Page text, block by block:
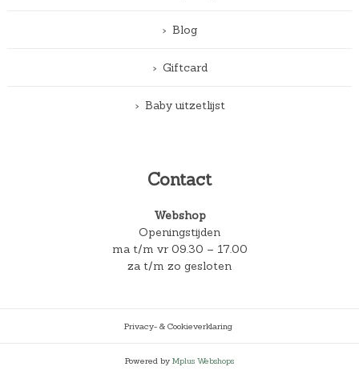
Blog
Giftcard
Baby uitzetlijst
Contact
Webshop
Openingstijden
ma t/m vr 09.30 – 17.00
za t/m zo gesloten
Privacy- & Cookieverklaring
Powered by Mplus Webshops